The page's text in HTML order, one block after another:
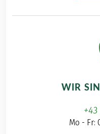
WIR
Mo - Fr: